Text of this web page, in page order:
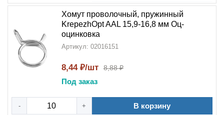
Хомут проволочный, пружинный
KrepezhOpt AAL 15,9-16,8 мм Оц-
оцинковка
Артикул: 02016151
8,44 ₽/шт 8,88 ₽
Под заказ
- + В корзину